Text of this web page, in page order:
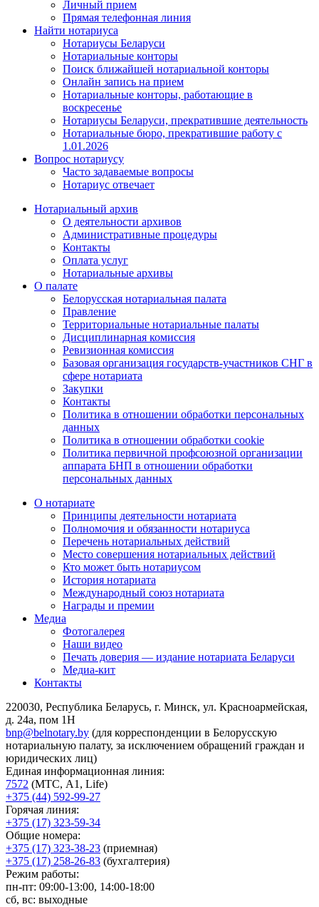
Личный прием
Прямая телефонная линия
Найти нотариуса
Нотариусы Беларуси
Нотариальные конторы
Поиск ближайшей нотариальной конторы
Онлайн запись на прием
Нотариальные конторы, работающие в
воскресенье
Нотариусы Беларуси, прекратившие деятельность
Нотариальные бюро, прекратившие работу с
1.01.2026
Вопрос нотариусу
Часто задаваемые вопросы
Нотариус отвечает
Нотариальный архив
О деятельности архивов
Административные процедуры
Контакты
Оплата услуг
Нотариальные архивы
О палате
Белорусская нотариальная палата
Правление
Территориальные нотариальные палаты
Дисциплинарная комиссия
Ревизионная комиссия
Базовая организация государств-участников СНГ в
сфере нотариата
Закупки
Контакты
Политика в отношении обработки персональных
данных
Политика в отношении обработки cookie
Политика первичной профсоюзной организации
аппарата БНП в отношении обработки
персональных данных
О нотариате
Принципы деятельности нотариата
Полномочия и обязанности нотариуса
Перечень нотариальных действий
Место совершения нотариальных действий
Кто может быть нотариусом
История нотариата
Международный союз нотариата
Награды и премии
Медиа
Фотогалерея
Наши видео
Печать доверия — издание нотариата Беларуси
Медиа-кит
Контакты
220030, Республика Беларусь, г. Минск, ул. Красноармейская,
д. 24а, пом 1Н
bnp@belnotary.by (для корреспонденции в Белорусскую
нотариальную палату, за исключением обращений граждан и
юридических лиц)
Единая информационная линия:
7572 (МТС, A1, Life)
+375 (44) 592-99-27
Горячая линия:
+375 (17) 323-59-34
Общие номера:
+375 (17) 323-38-23 (приемная)
+375 (17) 258-26-83 (бухгалтерия)
Режим работы:
пн-пт: 09:00-13:00, 14:00-18:00
сб, вс: выходные